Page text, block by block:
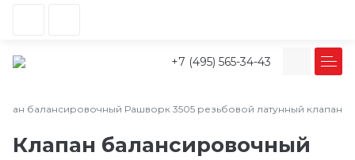
+7 (495) 565-34-43
балансировочный Рашворк 3505 резьбовой латунный клапан
Клапан балансировочный